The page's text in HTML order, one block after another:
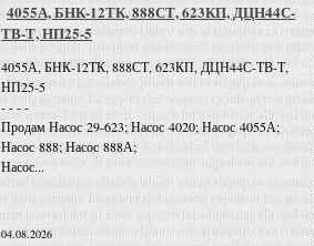
4055А, БНК-12ТК, 888СТ, 623КП, ДЦН44С-
ТВ-Т, НП25-5
4055А, БНК-12ТК, 888СТ, 623КП, ДЦН44С-ТВ-Т,
НП25-5
- - - -
Продам Насос 29-623; Насос 4020; Насос 4055А;
Насос 888; Насос 888А;
Насос...
04.08.2026